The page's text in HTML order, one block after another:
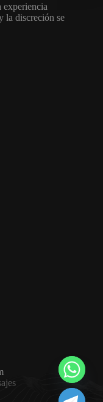
experiencia
la discreción se